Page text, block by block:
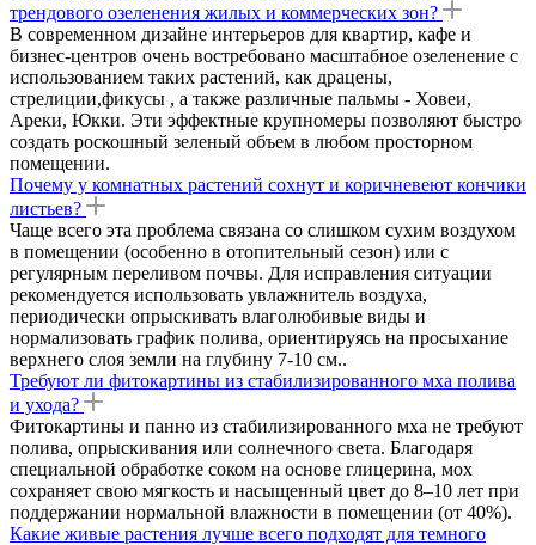
трендового озеленения жилых и коммерческих зон?
В современном дизайне интерьеров для квартир, кафе и
бизнес-центров очень востребовано масштабное озеленение с
использованием таких растений, как драцены,
стрелиции,фикусы , а также различные пальмы - Ховеи,
Ареки, Юкки. Эти эффектные крупномеры позволяют быстро
создать роскошный зеленый объем в любом просторном
помещении.
Почему у комнатных растений сохнут и коричневеют кончики
листьев?
Чаще всего эта проблема связана со слишком сухим воздухом
в помещении (особенно в отопительный сезон) или с
регулярным переливом почвы. Для исправления ситуации
рекомендуется использовать увлажнитель воздуха,
периодически опрыскивать влаголюбивые виды и
нормализовать график полива, ориентируясь на просыхание
верхнего слоя земли на глубину 7-10 см..
Требуют ли фитокартины из стабилизированного мха полива
и ухода?
Фитокартины и панно из стабилизированного мха не требуют
полива, опрыскивания или солнечного света. Благодаря
специальной обработке соком на основе глицерина, мох
сохраняет свою мягкость и насыщенный цвет до 8–10 лет при
поддержании нормальной влажности в помещении (от 40%).
Какие живые растения лучше всего подходят для темного